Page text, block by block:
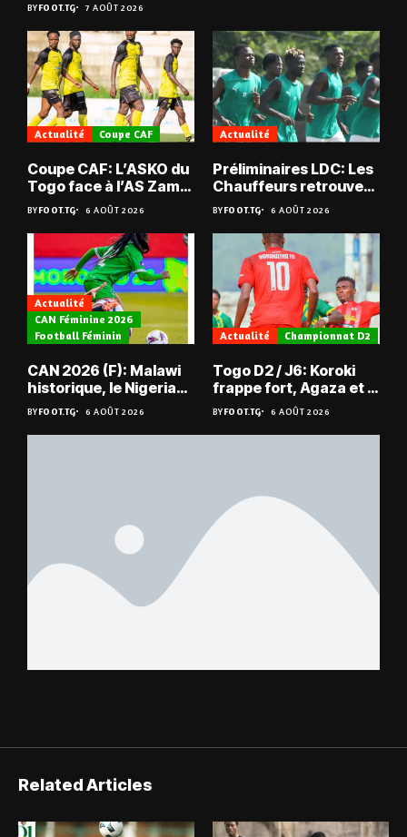
BYFOOT.TG 7 AOÛT 2026
Actualité Coupe CAF
Coupe CAF: L’ASKO du
Togo face à l’AS Zam
du Niger
BYFOOT.TG 6 AOÛT 2026
Actualité
Préliminaires LDC: Les
Chauffeurs retrouvent
les Mimos
BYFOOT.TG 6 AOÛT 2026
Actualité
CAN Féminine 2026
Football Féminin
CAN 2026 (F): Malawi
historique, le Nigeria
sauvé, la Zambie
éliminée
BYFOOT.TG 6 AOÛT 2026
Actualité Championnat D2
Togo D2 / J6: Koroki
frappe fort, Agaza et la
JCA assurent,
suspense avant Sara
FC – Doumbé FC
BYFOOT.TG 6 AOÛT 2026
Related Articles